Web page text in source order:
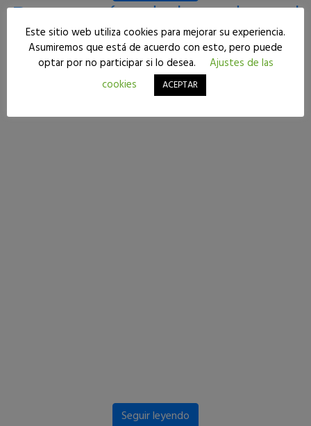
Reggaetón: de la cadera al
corazón en tres etapas. La
historia del género más
versátil de la historia
Seguir leyendo
Este sitio web utiliza cookies para mejorar su experiencia.
Asumiremos que está de acuerdo con esto, pero puede
optar por no participar si lo desea.
Ajustes de las
cookies
ACEPTAR